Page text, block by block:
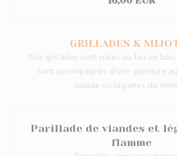
GRILLADES &
Nos grillades sont cuites au feu de
sont accompagnés d’une garniture
salade ou légumes du
Parillade de viandes et
flamme